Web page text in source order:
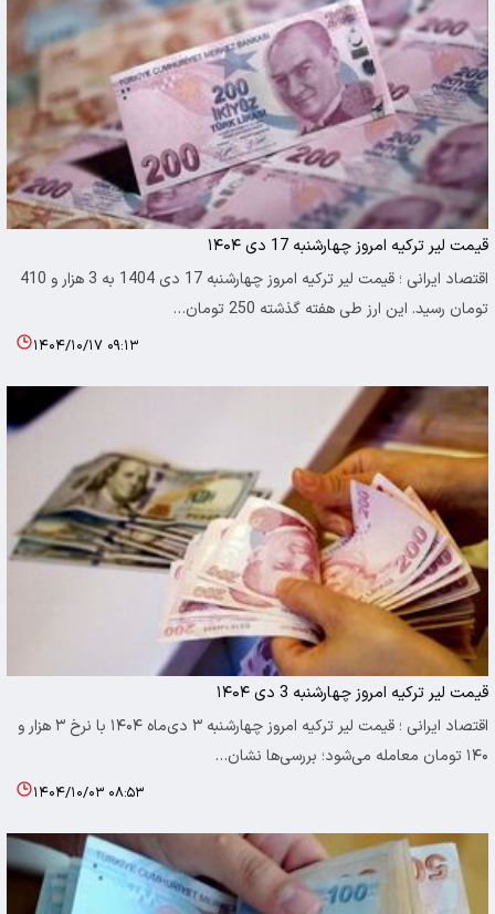
قیمت لیر ترکیه امروز چهارشنبه 17 دی ۱۴۰۴
اقتصاد ایرانی ؛ قیمت لیر ترکیه امروز چهارشنبه 17 دی 1404 به 3 هزار و 410
تومان رسید. این ارز طی هفته گذشته 250 تومان…
۱۴۰۴/۱۰/۱۷ ۰۹:۱۳
قیمت لیر ترکیه امروز چهارشنبه 3 دی ۱۴۰۴
اقتصاد ایرانی ؛ قیمت لیر ترکیه امروز چهارشنبه ۳ دی‌ماه ۱۴۰۴ با نرخ ۳ هزار و
۱۴۰ تومان معامله می‌شود؛ بررسی‌ها نشان…
۱۴۰۴/۱۰/۰۳ ۰۸:۵۳